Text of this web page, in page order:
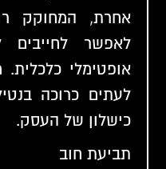
אחרת, המחוקק
לאפשר לחייבים
אופטימלי
לעתים כרוכה
כישלון של העסק.
תביעת חוב